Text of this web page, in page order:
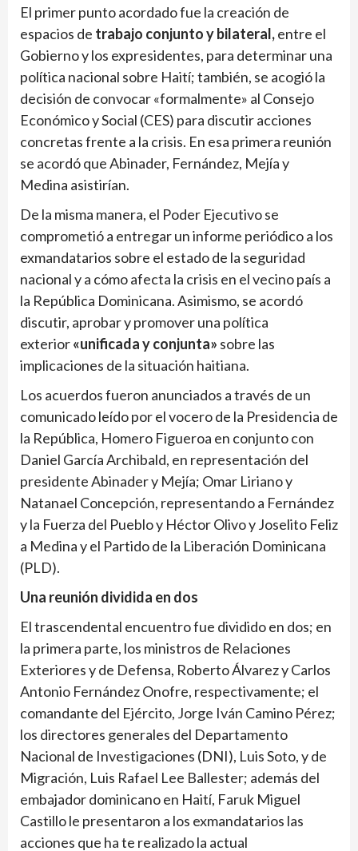
El primer punto acordado fue la creación de
espacios de trabajo conjunto y bilateral,entre el
Gobierno y los expresidentes, para determinar una
política nacional sobre Haití; también, se acogió la
decisión de convocar «formalmente» al Consejo
Económico y Social (CES) para discutir acciones
concretas frente a la crisis. En esa primera reunión
se acordó que Abinader, Fernández, Mejía y
Medina asistirían.
De la misma manera, el Poder Ejecutivo se
comprometió a entregar un informe periódico a los
exmandatarios sobre el estado de la seguridad
nacional y a cómo afecta la crisis en el vecino país a
la República Dominicana. Asimismo, se acordó
discutir, aprobar y promover una política
exterior«unificada y conjunta» sobre las
implicaciones de la situación haitiana.
Los acuerdos fueron anunciados a través de un
comunicado leído por el vocero de la Presidencia de
la República, Homero Figueroa en conjunto con
Daniel García Archibald, en representación del
presidente Abinader y Mejía; Omar Liriano y
Natanael Concepción, representando a Fernández
y la Fuerza del Pueblo y Héctor Olivo y Joselito Feliz
a Medina y el Partido de la Liberación Dominicana
(PLD).
Una reunión dividida en dos
El trascendental encuentro fue dividido en dos; en
la primera parte, los ministros de Relaciones
Exteriores y de Defensa, Roberto Álvarez y Carlos
Antonio Fernández Onofre, respectivamente; el
comandante del Ejército, Jorge Iván Camino Pérez;
los directores generales del Departamento
Nacional de Investigaciones (DNI), Luis Soto, y de
Migración, Luis Rafael Lee Ballester; además del
embajador dominicano en Haití, Faruk Miguel
Castillo le presentaron a los exmandatarios las
acciones que ha te realizado la actual